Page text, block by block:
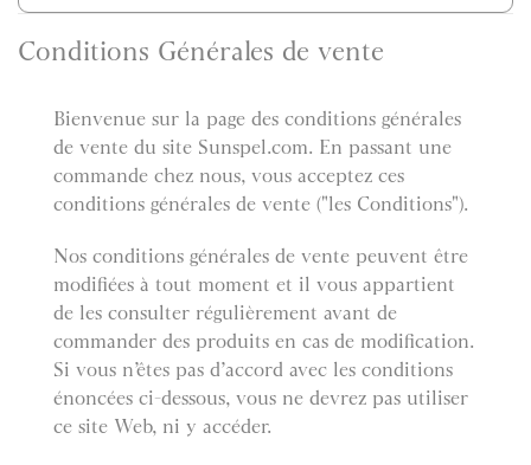
e
c
r
c
h
Conditions Générales de vente
Bienvenue sur la page des conditions générales
de vente du site Sunspel.com. En passant une
commande chez nous, vous acceptez ces
conditions générales de vente ("les Conditions").
Nos conditions générales de vente peuvent être
modifiées à tout moment et il vous appartient
de les consulter régulièrement avant de
commander des produits en cas de modification.
Si vous n’êtes pas d’accord avec les conditions
énoncées ci-dessous, vous ne devrez pas utiliser
ce site Web, ni y accéder.